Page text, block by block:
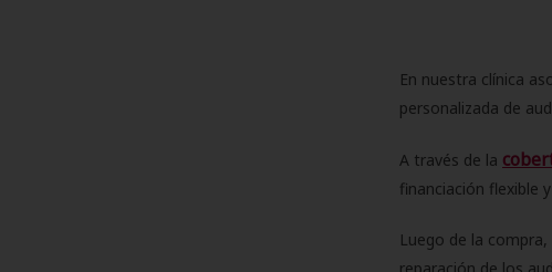
En nuestra clínica
personalizada de
A través de la
financiación flexible
Luego de la